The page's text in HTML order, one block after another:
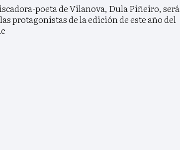
poeta de Vilanova, Dula Piñeiro, será
protagonistas de la edición de este año del